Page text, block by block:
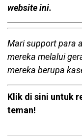
website ini.
Mari support para
mereka melalui
mereka berupa
Klik di sini untuk
teman!